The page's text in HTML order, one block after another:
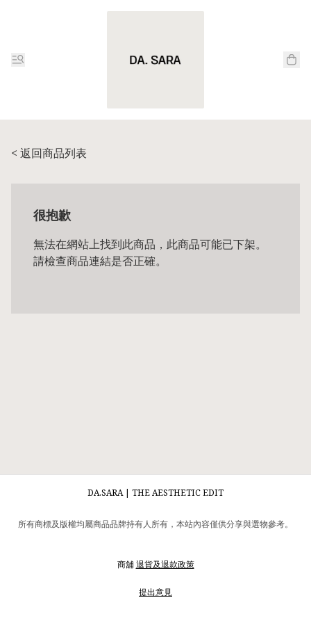
< 返回商品列表
很抱歉
無法在網站上找到此商品，此商品可能已下架。
請檢查商品連結是否正確。
DA.SARA | THE AESTHETIC EDIT
所有商標及版權均屬商品品牌持有人所有，本站內容僅供分享與選物參考。
商舖退貨及退款政策
提出意見